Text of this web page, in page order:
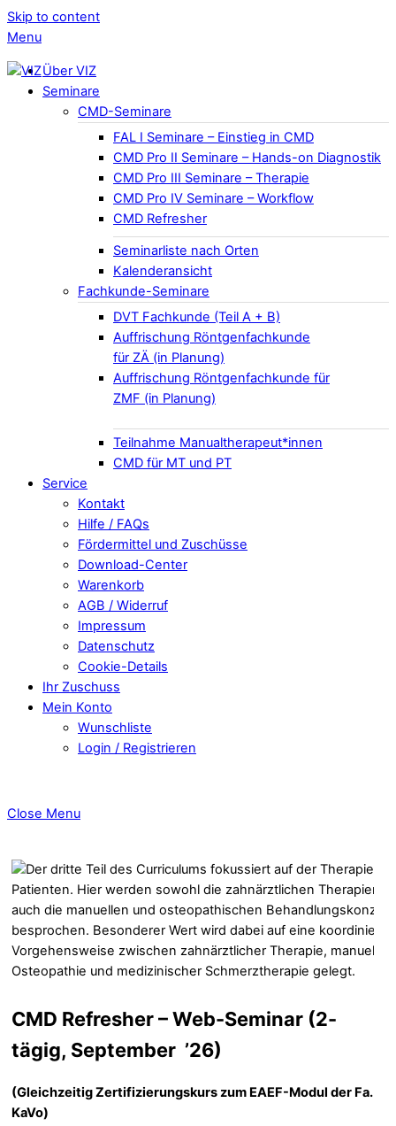
Skip to content
Menu
Über VIZ
Seminare
CMD-Seminare
FAL I Seminare – Einstieg in CMD
CMD Pro II Seminare – Hands-on Diagnostik
CMD Pro III Seminare – Therapie
CMD Pro IV Seminare – Workflow
CMD Refresher
Seminarliste nach Orten
Kalenderansicht
Fachkunde-Seminare
DVT Fachkunde (Teil A + B)
Auffrischung Röntgenfachkunde
für ZÄ (in Planung)
Auffrischung Röntgenfachkunde für
ZMF (in Planung)
Teilnahme Manualtherapeut*innen
CMD für MT und PT
Service
Kontakt
Hilfe / FAQs
Fördermittel und Zuschüsse
Download-Center
Warenkorb
AGB / Widerruf
Impressum
Datenschutz
Cookie-Details
Ihr Zuschuss
Mein Konto
Wunschliste
Login / Registrieren
Close Menu
CMD Refresher – Web-Seminar (2-
tägig, September ’26)
(Gleichzeitig Zertifizierungskurs zum EAEF-Modul der Fa.
KaVo)